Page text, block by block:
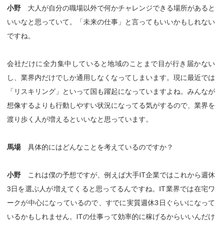
小野 大人が自分の職場以外で何かチャレンジできる場所があると
いいなと思っていて。「未来の仕事」と言ってもいいかもしれない
ですね。
会社だけに全力集中していると地域のことまで目が行き届かない
し、業界内だけでしか通用しなくなってしまいます。現に最近では
「リスキリング」といって国も躍起になっていますよね。みんなが
想像するよりも行動しやすい状況になってる気がするので、業界を
渡り歩く人が増えるといいなと思っています。
馬場具体的にはどんなことを考えているのですか？
小野 これは僕の予想ですが、例えば大手IT企業ではこれから週休
3日を選ぶ人が増えてくると思ってるんですね。IT業界では在宅ワ
ークが中心になっているので、すでに実質週休3日ぐらいになって
いるかもしれません。ITの仕事って効率的に稼げるからいいんだけ